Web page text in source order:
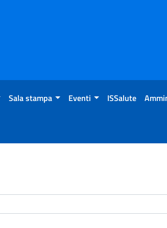
Sala stampa Eventi ISSalute